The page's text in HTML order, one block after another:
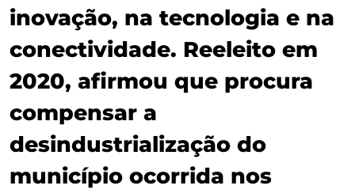
inovação, na tecnologia e na
conectividade. Reeleito em
2020, afirmou que procura
compensar a
desindustrialização do
município ocorrida nos